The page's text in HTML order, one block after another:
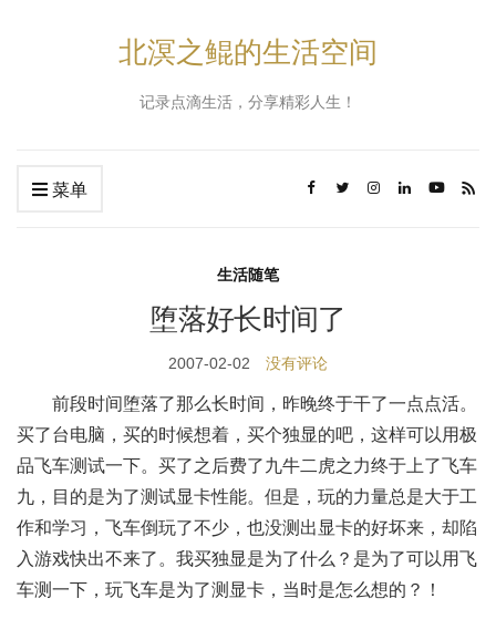
北溟之鲲的生活空间
记录点滴生活，分享精彩人生！
菜单
生活随笔
堕落好长时间了
2007-02-02 没有评论
前段时间堕落了那么长时间，昨晚终于干了一点点活。
买了台电脑，买的时候想着，买个独显的吧，这样可以用极
品飞车测试一下。买了之后费了九牛二虎之力终于上了飞车
九，目的是为了测试显卡性能。但是，玩的力量总是大于工
作和学习，飞车倒玩了不少，也没测出显卡的好坏来，却陷
入游戏快出不来了。我买独显是为了什么？是为了可以用飞
车测一下，玩飞车是为了测显卡，当时是怎么想的？！